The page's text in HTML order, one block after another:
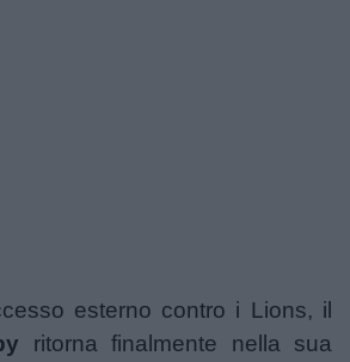
esterno contro i Lions, il
ritorna finalmente nella sua